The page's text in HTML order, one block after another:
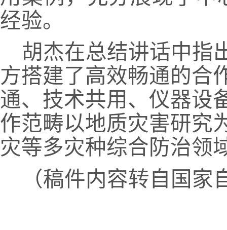
经验。
胡杰在总结讲话中指
方搭建了高效畅通的合
通、技术共用、仪器设
作范畴以地质灾害研究
灾等多灾种综合防治领
（稿件内容转自国